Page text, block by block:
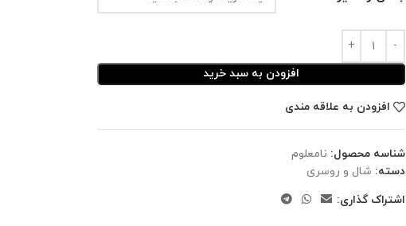
افزودن به سبد خرید
افزودن به علاقه مندی
شناسه محصول: نامعلوم
دسته: شال و روسری
اشتراک گذاری: